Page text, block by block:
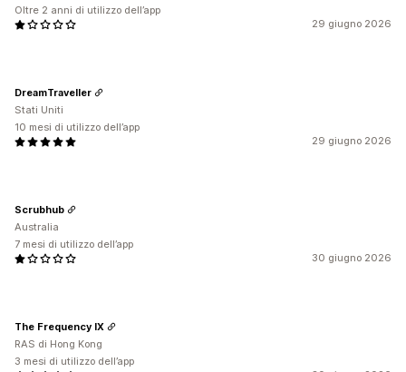
29 giugno 2026
Oltre 2 anni di utilizzo dell’app
29 giugno 2026
DreamTraveller
Stati Uniti
10 mesi di utilizzo dell’app
30 giugno 2026
Scrubhub
Australia
7 mesi di utilizzo dell’app
The Frequency IX
RAS di Hong Kong
3 mesi di utilizzo dell’app